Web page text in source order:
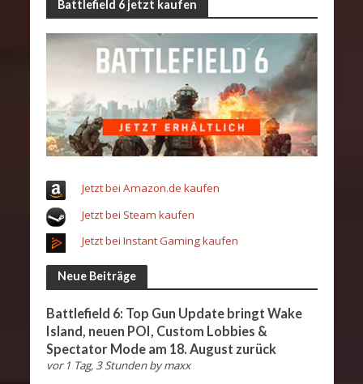
Battlefield 6 jetzt kaufen
Jetzt bei Amazon.de kaufen
Jetzt bei Steam kaufen
Jetzt bei Instant Gaming kaufen
Neue Beiträge
Battlefield 6: Top Gun Update bringt Wake
Island, neuen POI, Custom Lobbies &
Spectator Mode am 18. August zurück
vor 1 Tag, 3 Stunden bymaxx